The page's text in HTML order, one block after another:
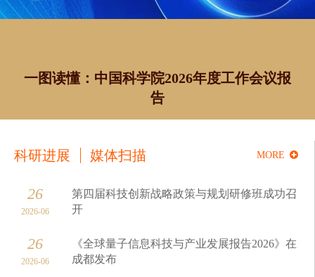
果
队
群
研
一图读懂：中国科学院2026年度工作会议报
告
科研进展 媒体扫描 MORE
26
2026-06
第四届科技创新战略政策与规划研修班成功召
开
26
2026-06
《全球量子信息科技与产业发展报告2026》在
成都发布